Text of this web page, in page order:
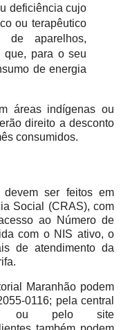
deficiência cujo
ou terapêutico
de aparelhos,
que, para o seu
de energia
áreas indígenas ou
direito a desconto
consumidos.
ser feitos em
Social (CRAS), com
ao Número de
com o NIS ativo, o
de atendimento da
Maranhão podem
0116; pela central
ou pelo site